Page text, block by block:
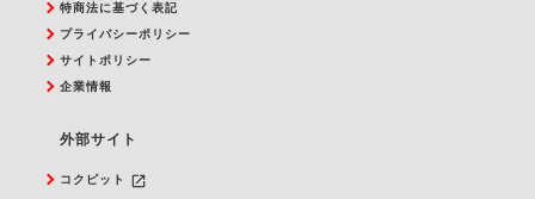
特商法に基づく表記
プライバシーポリシー
サイトポリシー
企業情報
外部サイト
コクピット
launch